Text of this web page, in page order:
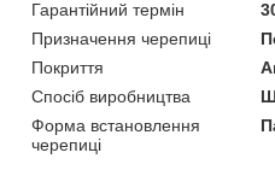
Гарантійний термін
Призначення черепиці
Покриття
Спосіб виробництва
Форма встановлення
черепиці